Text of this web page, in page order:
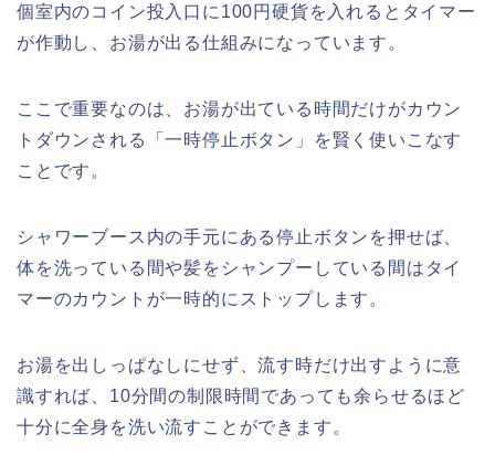
個室内のコイン投入口に100円硬貨を入れるとタイマー
が作動し、お湯が出る仕組みになっています。
ここで重要なのは、お湯が出ている時間だけがカウン
トダウンされる「一時停止ボタン」を賢く使いこなす
ことです。
シャワーブース内の手元にある停止ボタンを押せば、
体を洗っている間や髪をシャンプーしている間はタイ
マーのカウントが一時的にストップします。
お湯を出しっぱなしにせず、流す時だけ出すように意
識すれば、10分間の制限時間であっても余らせるほど
十分に全身を洗い流すことができます。